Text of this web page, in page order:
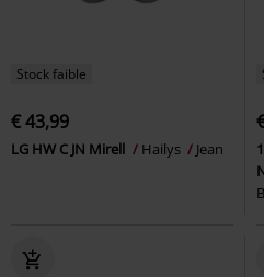
Stock faible
€ 43,99
LG HW C JN Mirell Hailys Jean